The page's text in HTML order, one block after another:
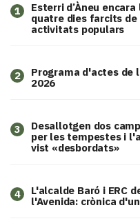
1
Esterri d’Àneu
quatre dies farcits
activitats populars
2
Programa d'actes de
2026
3
​Desallotgen dos
per les tempestes i
vist «desbordats»
4
L'alcalde Baró i ERC
l'Avenida: crònica